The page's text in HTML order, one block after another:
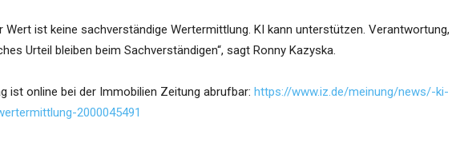
Wert ist keine sachverständige Wertermittlung. KI kann unterstützen. Verantwortung,
Urteil bleiben beim Sachverständigen“, sagt Ronny Kazyska.
ist online bei der Immobilien Zeitung abrufbar: https://www.iz.de/meinung/news/-ki-
2000045491